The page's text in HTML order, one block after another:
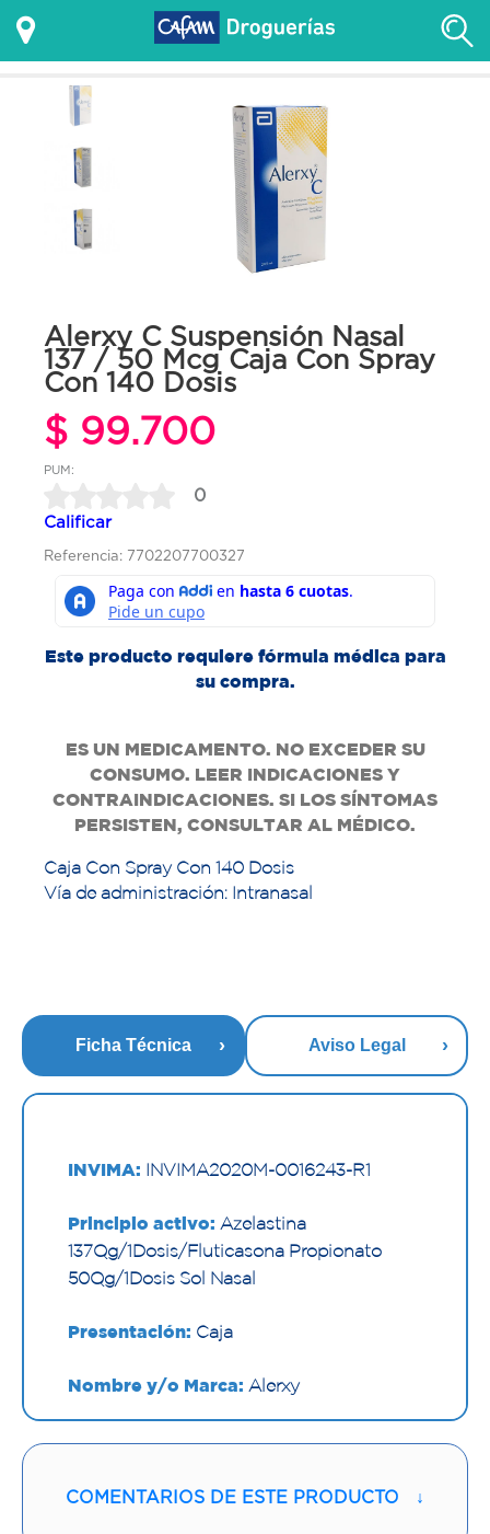
Alerxy C Suspensión Nasal
137 / 50 Mcg Caja Con Spray
Con 140 Dosis
$ 99.700
PUM:
0
Calificar
Referencia: 7702207700327
Este producto requiere fórmula médica para
su compra.
ES UN MEDICAMENTO. NO EXCEDER SU
CONSUMO. LEER INDICACIONES Y
CONTRAINDICACIONES. SI LOS SÍNTOMAS
PERSISTEN, CONSULTAR AL MÉDICO.
Caja Con Spray Con 140 Dosis
Vía de administración: Intranasal
Ficha Técnica Aviso Legal
INVIMA: INVIMA2020M-0016243-R1
Principio activo: Azelastina
137µg/1Dosis/Fluticasona Propionato
50µg/1Dosis Sol Nasal
Presentación: Caja
Nombre y/o Marca: Alerxy
Proveedor:LAFRANCOL S.A.S
Vía de administración:NASAL
COMENTARIOS DE ESTE PRODUCTO ↓